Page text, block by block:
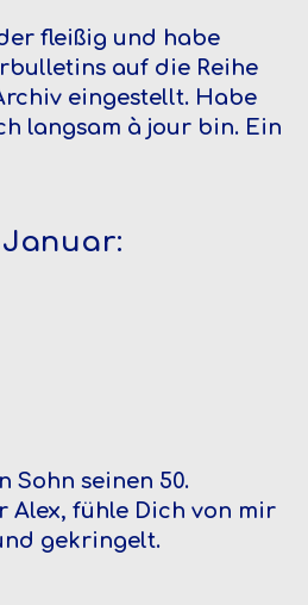
fleißig und habe
auf die Reihe
eingestellt. Habe
langsam à jour bin. Ein
Januar:
Sohn seinen 50.
Alex, fühle Dich von mir
gekringelt.